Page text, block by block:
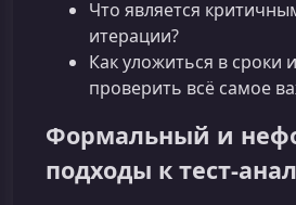
Что является
итерации?
Как уложиться в сроки
проверить всё самое
Формальный и
подходы к тест-